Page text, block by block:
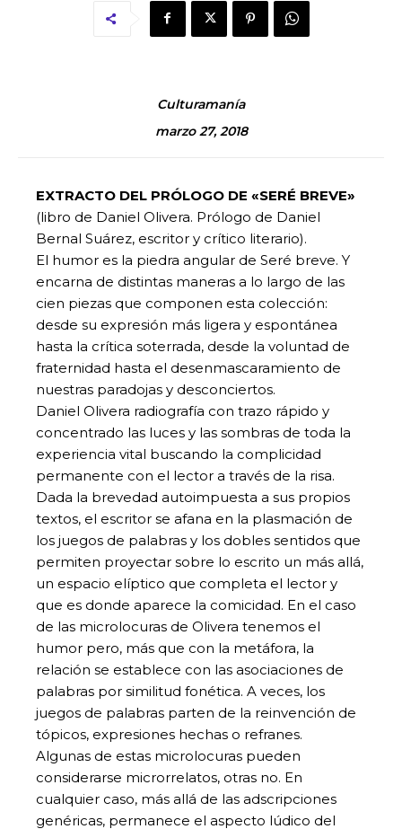
Culturamanía
marzo 27, 2018
EXTRACTO DEL PRÓLOGO DE «SERÉ BREVE»
(libro de Daniel Olivera. Prólogo de Daniel
Bernal Suárez, escritor y crítico literario).
El humor es la piedra angular de Seré breve. Y
encarna de distintas maneras a lo largo de las
cien piezas que componen esta colección:
desde su expresión más ligera y espontánea
hasta la crítica soterrada, desde la voluntad de
fraternidad hasta el desenmascaramiento de
nuestras paradojas y desconciertos.
Daniel Olivera radiografía con trazo rápido y
concentrado las luces y las sombras de toda la
experiencia vital buscando la complicidad
permanente con el lector a través de la risa.
Dada la brevedad autoimpuesta a sus propios
textos, el escritor se afana en la plasmación de
los juegos de palabras y los dobles sentidos que
permiten proyectar sobre lo escrito un más allá,
un espacio elíptico que completa el lector y
que es donde aparece la comicidad. En el caso
de las microlocuras de Olivera tenemos el
humor pero, más que con la metáfora, la
relación se establece con las asociaciones de
palabras por similitud fonética. A veces, los
juegos de palabras parten de la reinvención de
tópicos, expresiones hechas o refranes.
Algunas de estas microlocuras pueden
considerarse microrrelatos, otras no. En
cualquier caso, más allá de las adscripciones
genéricas, permanece el aspecto lúdico del